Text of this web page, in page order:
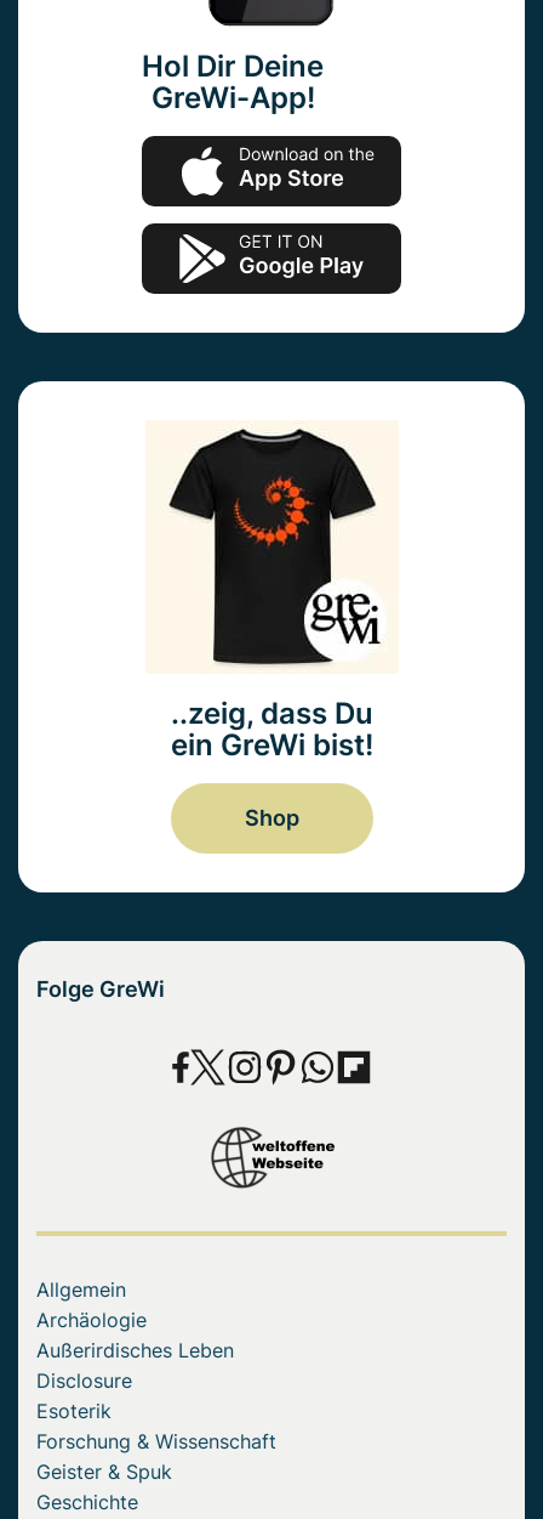
Hol Dir Deine
GreWi-App!
..zeig, dass Du
ein GreWi bist!
Shop
Folge GreWi
Allgemein
Archäologie
Außerirdisches Leben
Disclosure
Esoterik
Forschung & Wissenschaft
Geister & Spuk
Geschichte